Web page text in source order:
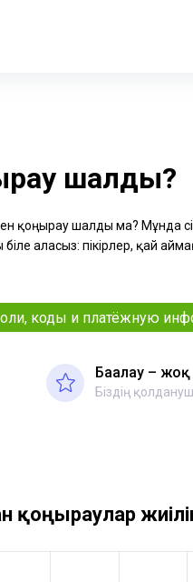
шалды?
қоңырау шалды ма? Мұнда
аласыз: пікірлер, қай
коды и платёжную
Бағалау – жоқ
Біздің
қоңыраулар